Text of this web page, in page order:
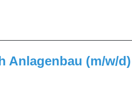
Anlagenbau (m/w/d)